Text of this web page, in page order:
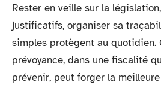
Rester en veille sur la
justificatifs, organiser sa
simples protègent au quotidien.
prévoyance, dans une fiscalité
prévenir, peut forger la